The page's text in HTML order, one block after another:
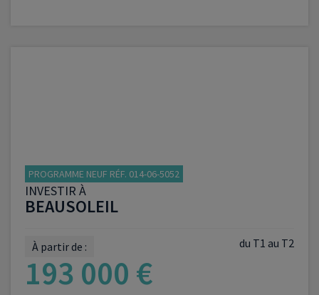
PROGRAMME NEUF RÉF. 014-06-5052
INVESTIR À
BEAUSOLEIL
du T1 au T2
À partir de :
193 000 €